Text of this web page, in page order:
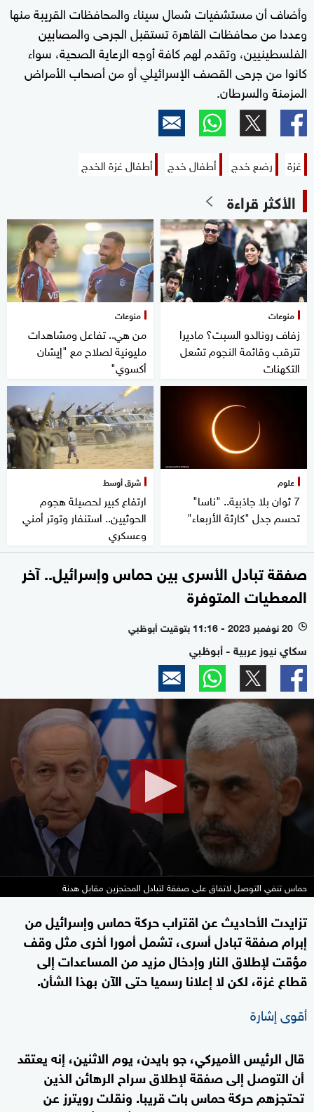
وأضاف أن مستشفيات شمال سيناء والمحافظات القريبة منها
وعددا من محافظات القاهرة تستقبل الجرحى والمصابين
الفلسطينيين، وتقدم لهم كافة أوجه الرعاية الصحية، سواء
كانوا من جرحى القصف الإسرائيلي أو من أصحاب الأمراض
المزمنة والسرطان.
غزة رضع خدج أطفال خدج أطفال غزة الخدج
الأكثر قراءة
منوعات
زفاف رونالدو السبت؟ ماديرا
تترقب وقائمة النجوم تشعل
التكهنات
منوعات
من هي.. تفاعل ومشاهدات
مليونية لصلاح مع "إيشان
أكسوي"
علوم
7 ثوان بلا جاذبية.. "ناسا"
تحسم جدل "كارثة الأربعاء"
شرق أوسط
ارتفاع كبير لحصيلة هجوم
الحوثيين.. استنفار وتوتر أمني
وعسكري
صفقة تبادل الأسرى بين حماس وإسرائيل.. آخر
المعطيات المتوفرة
l 20 نوفمبر 2023 - 11:16 بتوقيت أبوظبي
سكاي نيوز عربية - أبوظبي
seconds
43
seconds
حماس تنفي التوصل لاتفاق على صفقة لتبادل المحتجزين مقابل هدنة
تزايدت الأحاديث عن اقتراب حركة حماس وإسرائيل من
إبرام صفقة تبادل أسرى، تشمل أمورا أخرى مثل وقف
مؤقت لإطلاق النار وإدخال مزيد من المساعدات إلى
قطاع غزة، لكن لا إعلانا رسميا حتى الآن بهذا الشأن.
أقوى إشارة
قال الرئيس الأميركي، جو بايدن، يوم الاثنين، إنه يعتقد
أن التوصل إلى صفقة لإطلاق سراح الرهائن الذين
تحتجزهم حركة حماس بات قريبا. ونقلت رويترز عن